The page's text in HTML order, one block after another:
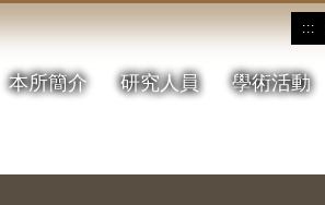
:::
本所簡介 研究人員 學術活動